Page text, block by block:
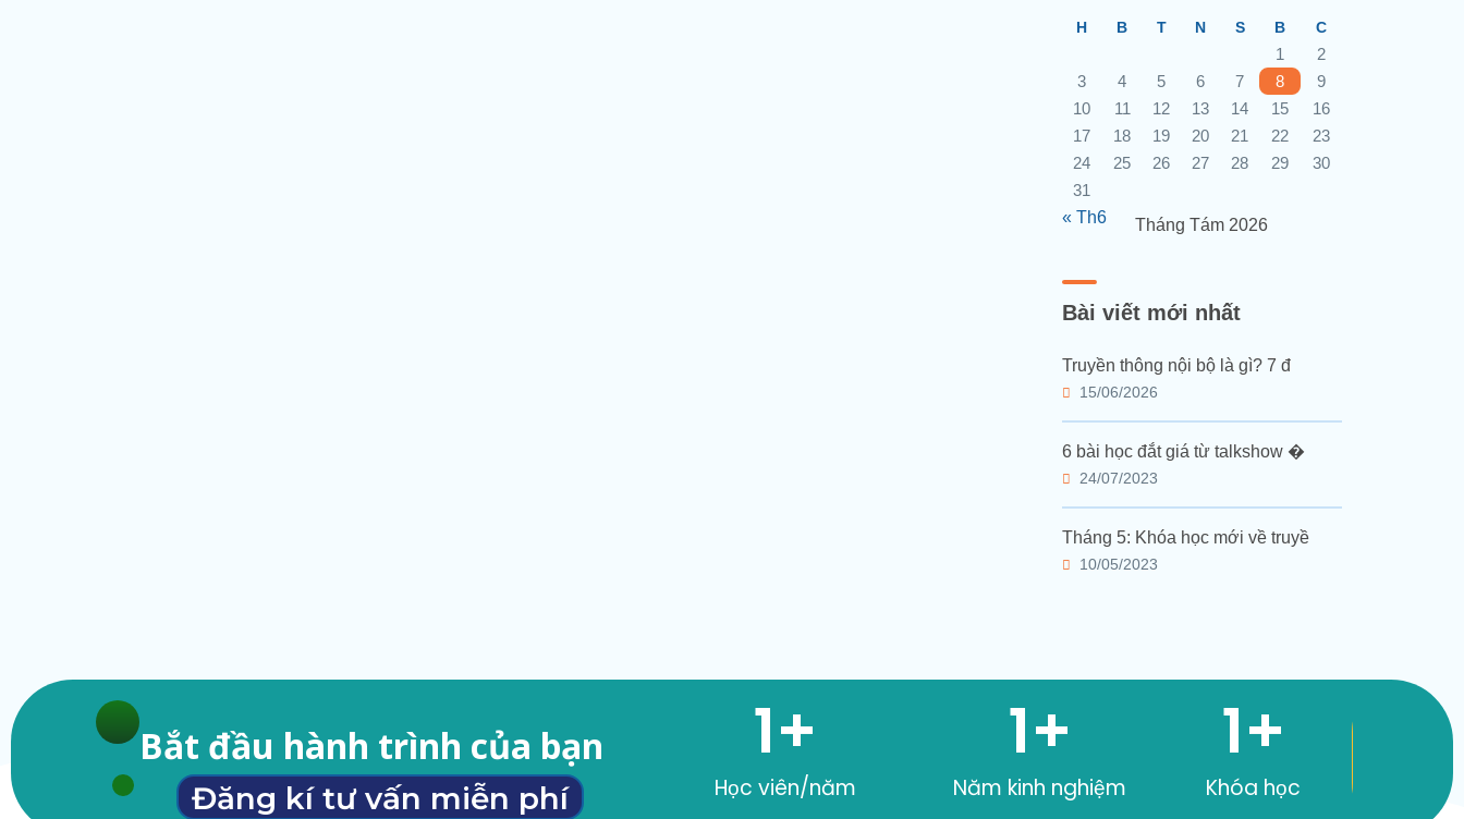
Tháng Tám 2026
H B T N S B C
1
2
3
4 5 6 7 8
9
10
11 12 13 14 15
16
17
18 19 20 21 22
23
24
25 26 27 28 29
30
31
« Th6
Bài viết mới nhất
Truyền thông nội bộ là gì? 7 đ
15/06/2026
6 bài học đắt giá từ talkshow �
24/07/2023
Tháng 5: Khóa học mới về truyề
10/05/2023
Bắt đầu hành trình của bạn
Đăng kí tư vấn miễn phí
1+
Học viên/năm
1+
Năm kinh nghiệm
1+
Khóa học